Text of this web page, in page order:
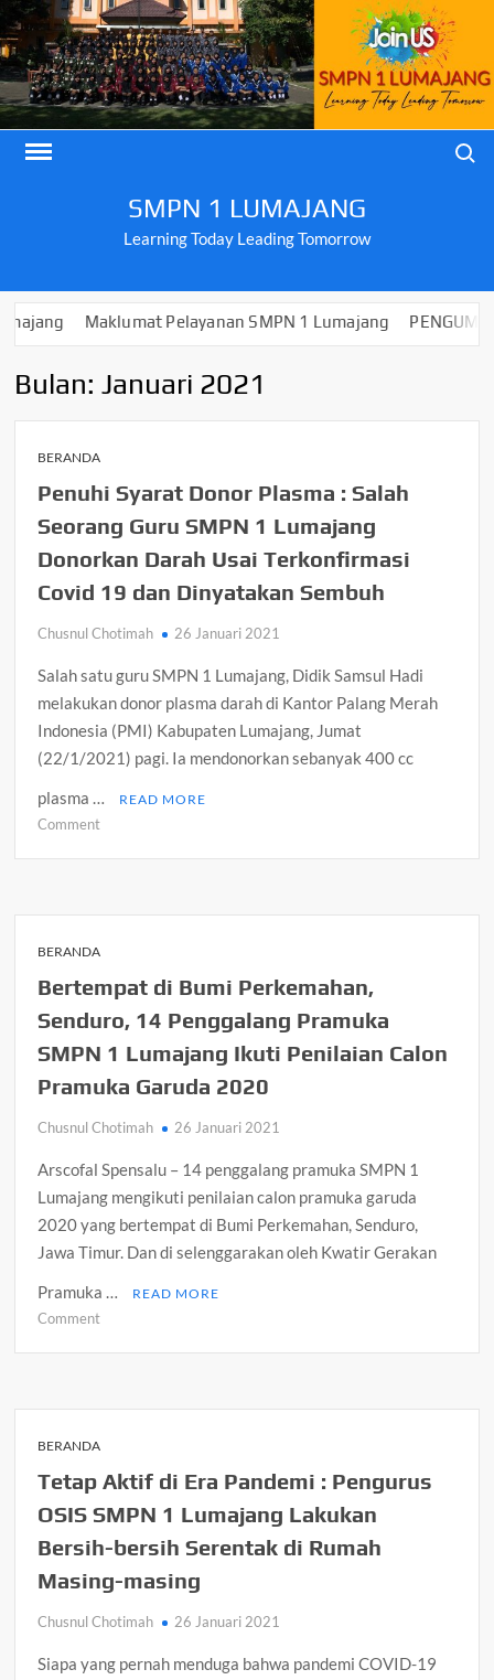
Skip
to
content
SMPN 1 LUMAJANG
Learning Today Leading Tomorrow
Maklumat Pelayanan SMPN 1 Lumajang PENGUMUMAN
Bulan:Januari 2021
BERANDA
Penuhi Syarat Donor Plasma : Salah
Seorang Guru SMPN 1 Lumajang
Donorkan Darah Usai Terkonfirmasi
Covid 19 dan Dinyatakan Sembuh
Chusnul Chotimah 26 Januari 2021
Salah satu guru SMPN 1 Lumajang, Didik Samsul Hadi
melakukan donor plasma darah di Kantor Palang Merah
Indonesia (PMI) Kabupaten Lumajang, Jumat
(22/1/2021) pagi. Ia mendonorkan sebanyak 400 cc
plasma …
READ MORE
Commenton
Plasma
Seorang
Guru
1
Lumajang
Darah
Usai
Covid
19
dan
BERANDA
Bertempat di Bumi Perkemahan,
Senduro, 14 Penggalang Pramuka
SMPN 1 Lumajang Ikuti Penilaian Calon
Pramuka Garuda 2020
Chusnul Chotimah 26 Januari 2021
Arscofal Spensalu – 14 penggalang pramuka SMPN 1
Lumajang mengikuti penilaian calon pramuka garuda
2020 yang bertempat di Bumi Perkemahan, Senduro,
Jawa Timur. Dan di selenggarakan oleh Kwatir Gerakan
Pramuka …
READ MORE
Commenton
Perkemahan,
Penggalang
Pramuka
1
Lumajang
Penilaian
BERANDA
Tetap Aktif di Era Pandemi : Pengurus
OSIS SMPN 1 Lumajang Lakukan
Bersih-bersih Serentak di Rumah
Masing-masing
Chusnul Chotimah 26 Januari 2021
Siapa yang pernah menduga bahwa pandemi COVID-19